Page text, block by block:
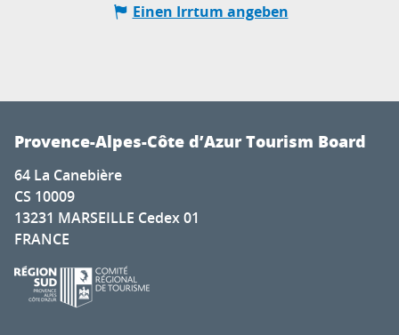
Einen Irrtum angeben
Provence-Alpes-Côte d’Azur Tourism Board
64 La Canebière
CS 10009
13231 MARSEILLE Cedex 01
FRANCE